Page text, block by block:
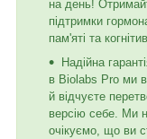
на день!
підтримки
пам'яті та
Надійна
в Biolabs Pro ми
й відчуєте
версію себе. Ми
очікуємо, що ви